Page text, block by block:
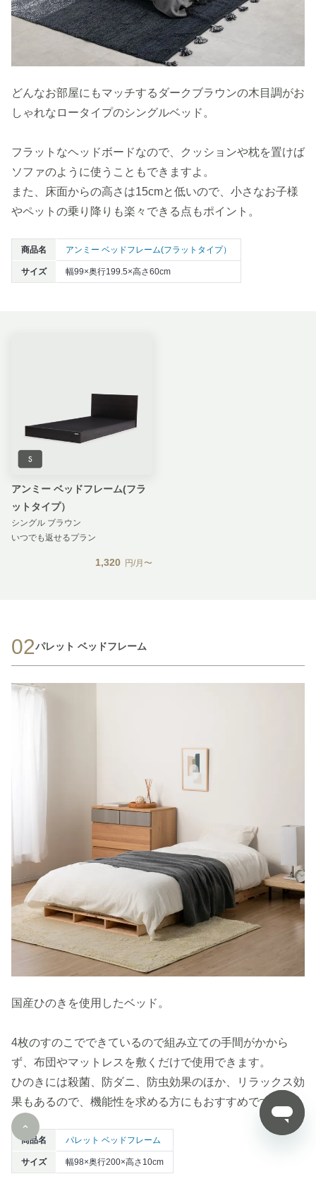
どんなお部屋にもマッチするダークブラウンの木目調がお
しゃれなロータイプのシングルベッド。
フラットなヘッドボードなので、クッションや枕を置けば
ソファのように使うこともできますよ。
また、床面からの高さは15cmと低いので、小さなお子様
やペットの乗り降りも楽々できる点もポイント。
商品名 アンミー ベッドフレーム(フラットタイプ）
サイズ 幅99×奥行199.5×高さ60cm
アンミー ベッドフレーム(フラ
ットタイプ）
シングル ブラウン
いつでも返せるプラン
1,320 円/月〜
02パレット ベッドフレーム
国産ひのきを使用したベッド。
4枚のすのこでできているので組み立ての手間がかから
ず、布団やマットレスを敷くだけで使用できます。
ひのきには殺菌、防ダニ、防虫効果のほか、リラックス効
果もあるので、機能性を求める方にもおすすめですよ。
商品名 パレット ベッドフレーム
サイズ 幅98×奥行200×高さ10cm